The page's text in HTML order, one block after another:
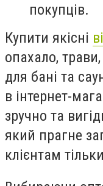
покупців.
Купити якісні
опахало,
для бані та
в інтернет-
зручно та
який прагне
клієнтам